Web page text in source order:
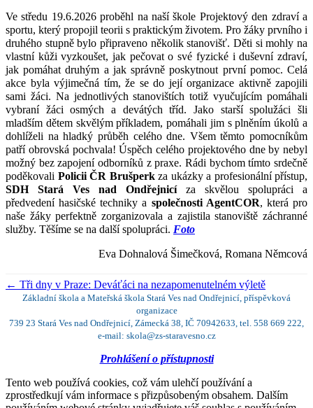
Ve středu 19.6.2026 proběhl na naší škole Projektový den zdraví a
sportu, který propojil teorii s praktickým životem. Pro žáky prvního i
druhého stupně bylo připraveno několik stanovišť. Děti si mohly na
vlastní kůži vyzkoušet, jak pečovat o své fyzické i duševní zdraví,
jak pomáhat druhým a jak správně poskytnout první pomoc. Celá
akce byla výjimečná tím, že se do její organizace aktivně zapojili
sami žáci. Na jednotlivých stanovištích totiž vyučujícím pomáhali
vybraní žáci osmých a devátých tříd. Jako starší spolužáci šli
mladším dětem skvělým příkladem, pomáhali jim s plněním úkolů a
dohlíželi na hladký průběh celého dne. Všem těmto pomocníkům
patří obrovská pochvala! Úspěch celého projektového dne by nebyl
možný bez zapojení odborníků z praxe. Rádi bychom tímto srdečně
poděkovali Policii ČR Brušperkza ukázky a profesionální přístup,
SDH Stará Ves nad Ondřejnicíza skvělou spolupráci a
předvedení hasičské techniky a společnosti AgentCOR, která pro
naše žáky perfektně zorganizovala a zajistila stanoviště záchranné
služby. Těšíme se na další spolupráci. Foto
Eva Dohnalová Šimečková, Romana Němcová
← Tři dny v Praze: Deváťáci na nezapomenutelném výletě
Základní škola a Mateřská škola Stará Ves nad Ondřejnicí, příspěvková
organizace
739 23 Stará Ves nad Ondřejnicí, Zámecká 38, IČ 70942633, tel. 558 669 222,
e-mail: skola@zs-staravesno.cz
Prohlášení o přístupnosti
Tento web používá cookies, což vám ulehčí používání a
zprostředkují vám informace s přizpůsobeným obsahem. Dalším